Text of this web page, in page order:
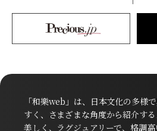
「和樂web」は、日本文化の多様
すく、さまざまな角度から紹介する
美しく、ラグジュアリーで、格調